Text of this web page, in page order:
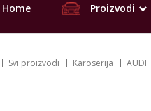
Home Proizvodi
Svi proizvodi Karoserija AUDI